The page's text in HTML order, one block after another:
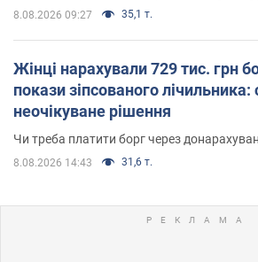
8.08.2026 09:27 35,1 т.
Жінці нарахували 729 тис. грн
покази зіпсованого
неочікуване рішення
Чи треба платити борг через
8.08.2026 14:43 31,6 т.